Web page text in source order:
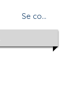
Se connecter